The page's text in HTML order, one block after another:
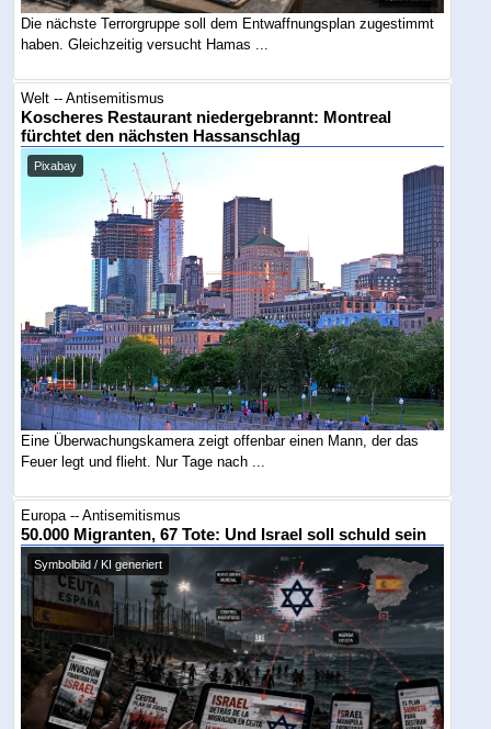
Die nächste Terrorgruppe soll dem Entwaffnungsplan zugestimmt
haben. Gleichzeitig versucht Hamas ...
Welt -- Antisemitismus
Koscheres Restaurant niedergebrannt: Montreal
fürchtet den nächsten Hassanschlag
Pixabay
Eine Überwachungskamera zeigt offenbar einen Mann, der das
Feuer legt und flieht. Nur Tage nach ...
Europa -- Antisemitismus
50.000 Migranten, 67 Tote: Und Israel soll schuld sein
Symbolbild / KI generiert